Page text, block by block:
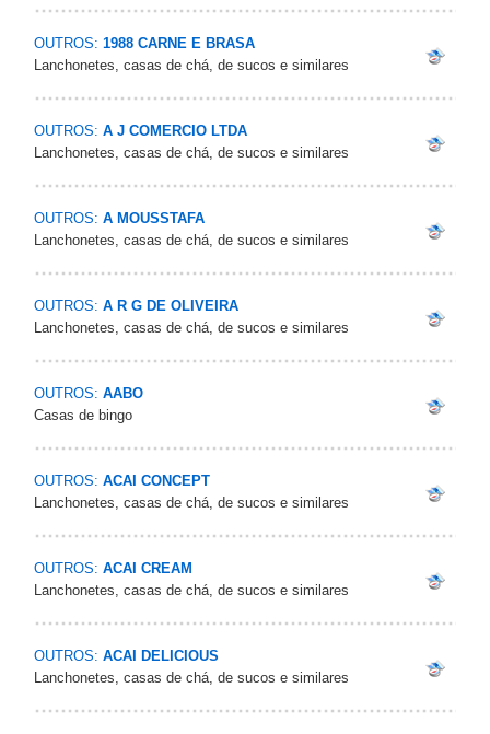
OUTROS: 1988 CARNE E BRASA
Lanchonetes, casas de chá, de sucos e similares
OUTROS: A J COMERCIO LTDA
Lanchonetes, casas de chá, de sucos e similares
OUTROS: A MOUSSTAFA
Lanchonetes, casas de chá, de sucos e similares
OUTROS: A R G DE OLIVEIRA
Lanchonetes, casas de chá, de sucos e similares
OUTROS: AABO
Casas de bingo
OUTROS: ACAI CONCEPT
Lanchonetes, casas de chá, de sucos e similares
OUTROS: ACAI CREAM
Lanchonetes, casas de chá, de sucos e similares
OUTROS: ACAI DELICIOUS
Lanchonetes, casas de chá, de sucos e similares